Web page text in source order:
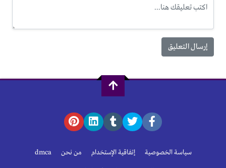
سياسة الخصوصية إتفاقية الإستخدام من نحن dmca